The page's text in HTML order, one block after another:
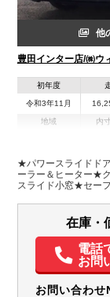
他
豊田インター店/㈱ウ
初年度
令和3年11月
地域 内
バックモニター
取
★パワースライドド
ーラー＆ヒーター★
スライド小窓★セー
レスキー★フロアマ
在庫・
電話
お問
お問い合わせ